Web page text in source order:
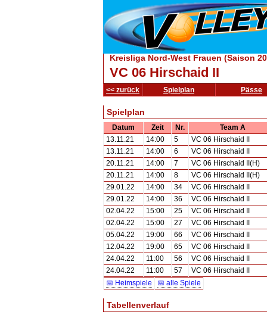
Kreisliga Nord-West Frauen (Saison
VC 06 Hirschaid II
<< zurück Spielplan Pässe
Spielplan
Datum Zeit Nr.
Team A
13.11.21
14:00 5
VC 06 Hirschaid II
13.11.21
14:00 6
VC 06 Hirschaid II
20.11.21
14:00 7
VC 06 Hirschaid II(H)
20.11.21
14:00 8
VC 06 Hirschaid II(H)
29.01.22
14:00 34
VC 06 Hirschaid II
29.01.22
14:00 36
VC 06 Hirschaid II
02.04.22
15:00 25
VC 06 Hirschaid II
02.04.22
15:00 27
VC 06 Hirschaid II
05.04.22
19:00 66
VC 06 Hirschaid II
12.04.22
19:00 65
VC 06 Hirschaid II
24.04.22
11:00 56
VC 06 Hirschaid II
24.04.22
11:00 57
VC 06 Hirschaid II
📅 Heimspiele
📅 alle Spiele
Tabellenverlauf